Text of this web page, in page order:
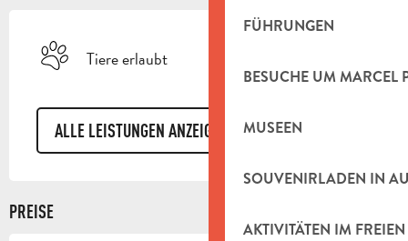
FÜHRUNGEN
BESUCHE UM MARCEL
MUSEEN
SOUVENIRLADEN IN
AKTIVITÄTEN IM FREIEN
Tiere erlaubt
ALLE LEISTUNGEN ANZEIGEN
PREISE